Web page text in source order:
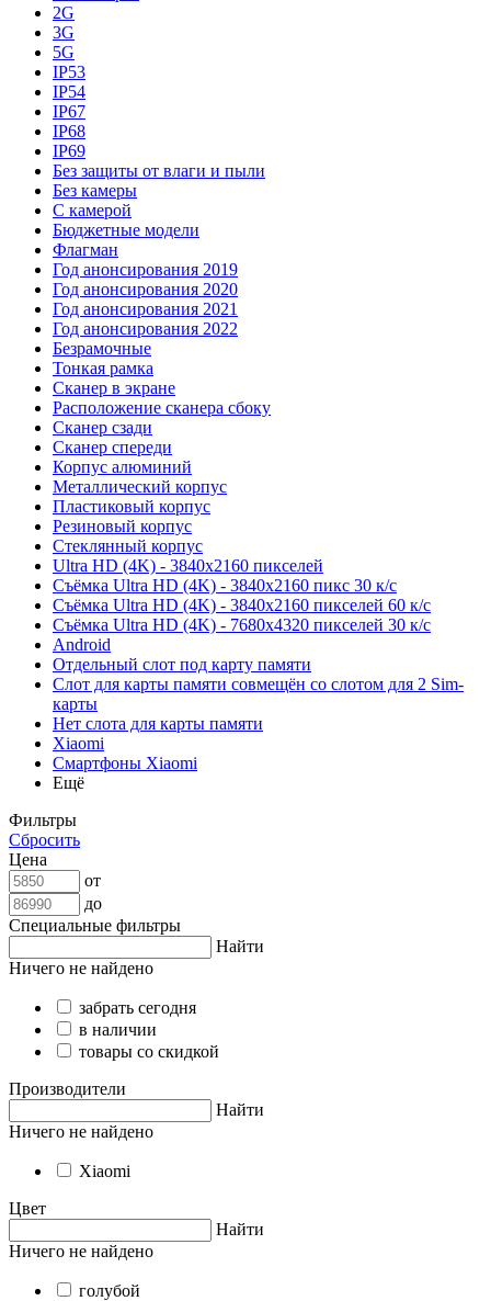
2G
3G
5G
IP53
IP54
IP67
IP68
IP69
Без защиты от влаги и пыли
Без камеры
С камерой
Бюджетные модели
Флагман
Год анонсирования 2019
Год анонсирования 2020
Год анонсирования 2021
Год анонсирования 2022
Безрамочные
Тонкая рамка
Сканер в экране
Расположение сканера сбоку
Сканер сзади
Сканер спереди
Корпус алюминий
Металлический корпус
Пластиковый корпус
Резиновый корпус
Стеклянный корпус
Ultra HD (4K) - 3840x2160 пикселей
Съёмка Ultra HD (4K) - 3840x2160 пикс 30 к/с
Съёмка Ultra HD (4K) - 3840x2160 пикселей 60 к/с
Съёмка Ultra HD (4K) - 7680x4320 пикселей 30 к/с
Android
Отдельный слот под карту памяти
Слот для карты памяти совмещён со слотом для 2 Sim-
карты
Нет слота для карты памяти
Xiaomi
Смартфоны Xiaomi
Ещё
Фильтры
Сбросить
Цена
от
до
Специальные фильтры
Найти
Ничего не найдено
забрать сегодня
в наличии
товары со скидкой
Производители
Найти
Ничего не найдено
Xiaomi
Цвет
Найти
Ничего не найдено
голубой